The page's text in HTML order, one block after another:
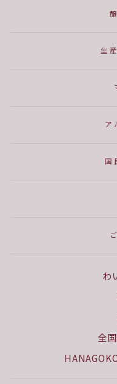
生
ア
国
わ
全